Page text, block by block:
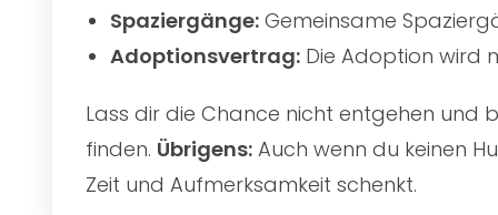
Spaziergänge: Gemeinsame
Adoptionsvertrag: Die Adoption wird
Lass dir die Chance nicht entgehen und
finden. Übrigens: Auch wenn du keinen
Zeit und Aufmerksamkeit schenkt.